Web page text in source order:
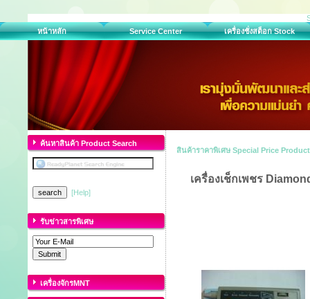
หน้าหลัก
Service Center เครื่องชั่งสต็อก Stock
ค้นหาสินค้า Product Search
[Help]
รับข่าวสารพิเศษ
เครื่องจักรMNT
สินค้าราคาพิเศษ Special Price
เครื่องเช็กเพชร